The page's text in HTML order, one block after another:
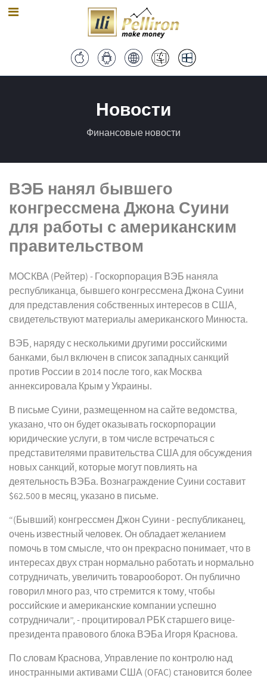
Новости
Финансовые новости
ВЭБ нанял бывшего
конгрессмена Джона Суини
для работы с американским
правительством
МОСКВА (Рейтер) - Госкорпорация ВЭБ наняла
республиканца, бывшего конгрессмена Джона Суини
для представления собственных интересов в США,
свидетельствуют материалы американского Минюста.
ВЭБ, наряду с несколькими другими российскими
банками, был включен в список западных санкций
против России в 2014 после того, как Москва
аннексировала Крым у Украины.
В письме Суини, размещенном на сайте ведомства,
указано, что он будет оказывать госкорпорации
юридические услуги, в том числе встречаться с
представителями правительства США для обсуждения
новых санкций, которые могут повлиять на
деятельность ВЭБа. Вознаграждение Суини составит
$62.500 в месяц, указано в письме.
“(Бывший) конгрессмен Джон Суини - республиканец,
очень известный человек. Он обладает желанием
помочь в том смысле, что он прекрасно понимает, что в
интересах двух стран нормально работать и нормально
сотрудничать, увеличить товарооборот. Он публично
говорил много раз, что стремится к тому, чтобы
российские и американские компании успешно
сотрудничали”, - процитировал РБК старшего вице-
президента правового блока ВЭБа Игоря Краснова.
По словам Краснова, Управление по контролю над
иностранными активами США (OFAC) становится более